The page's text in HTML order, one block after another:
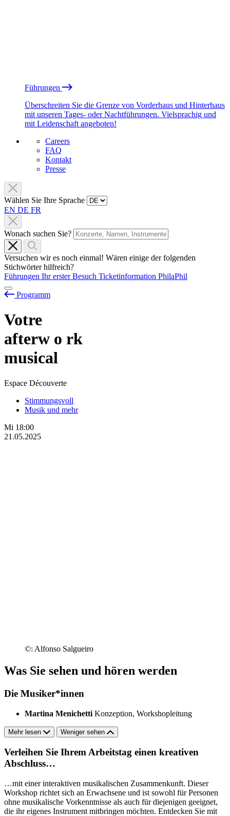
Führungen
Überschreiten Sie die Grenze von Vorderhaus und Hinterhaus
mit unseren Tages- oder Nachtführungen. Vielsprachig und
mit Leidenschaft angeboten!
Careers
FAQ
Kontakt
Presse
Wählen Sie Ihre Sprache
EN DE FR
Wonach suchen Sie?
Versuchen wir es noch einmal! Wären einige der folgenden
Stichwörter hilfreich?
Führungen Ihr erster Besuch Ticketinformation PhilaPhil
Programm
Votre
afterw o rk
musical
Espace Découverte
Stimmungsvoll
Musik und mehr
Mi 18:00
21.05.2025
©: Alfonso Salgueiro
Was Sie sehen und hören werden
Die Musiker*innen
Martina Menichetti Konzeption, Workshopleitung
Mehr lesen Weniger sehen
Verleihen Sie Ihrem Arbeitstag einen kreativen
Abschluss…
…mit einer interaktiven musikalischen Zusammenkunft. Dieser
Workshop richtet sich an Erwachsene und ist sowohl für Personen
ohne musikalische Vorkenntnisse als auch für diejenigen geeignet,
die ihr eigenes Instrument mitbringen möchten. Entdecken Sie mit